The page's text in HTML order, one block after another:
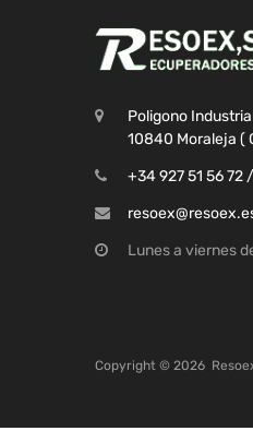
Poligono
10840 Moraleja (
+34 927 51 56
Lunes a viernes
Copyright © 2026